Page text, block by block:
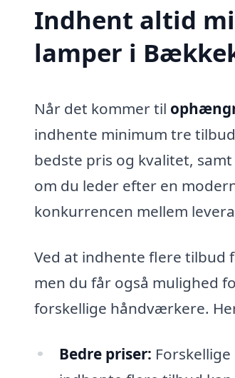
Indhent altid
lamper i
Når det kommer til
indhente minimum tre
bedste pris og kvalitet,
om du leder efter en
konkurrencen mellem
Ved at indhente flere tilbud
men du får også mulighed
forskellige håndværkere.
Bedre priser: